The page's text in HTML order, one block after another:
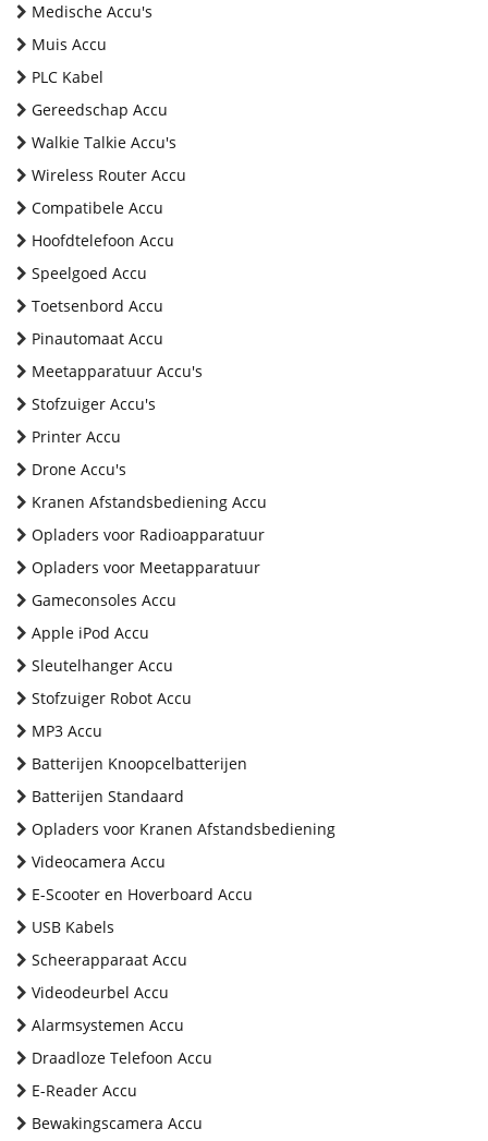
Medische Accu's
Muis Accu
PLC Kabel
Gereedschap Accu
Walkie Talkie Accu's
Wireless Router Accu
Compatibele Accu
Hoofdtelefoon Accu
Speelgoed Accu
Toetsenbord Accu
Pinautomaat Accu
Meetapparatuur Accu's
Stofzuiger Accu's
Printer Accu
Drone Accu's
Kranen Afstandsbediening Accu
Opladers voor Radioapparatuur
Opladers voor Meetapparatuur
Gameconsoles Accu
Apple iPod Accu
Sleutelhanger Accu
Stofzuiger Robot Accu
MP3 Accu
Batterijen Knoopcelbatterijen
Batterijen Standaard
Opladers voor Kranen Afstandsbediening
Videocamera Accu
E-Scooter en Hoverboard Accu
USB Kabels
Scheerapparaat Accu
Videodeurbel Accu
Alarmsystemen Accu
Draadloze Telefoon Accu
E-Reader Accu
Bewakingscamera Accu